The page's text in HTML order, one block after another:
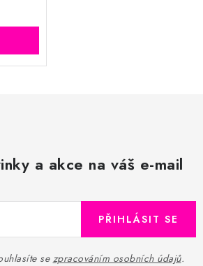
a akce na váš e-mail
se zpracováním osobních údajů.
PŘIHLÁSIT SE